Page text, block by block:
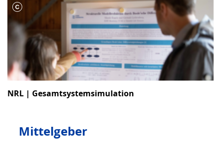
NRL | Gesamtsystemsimulation
Mittelgeber